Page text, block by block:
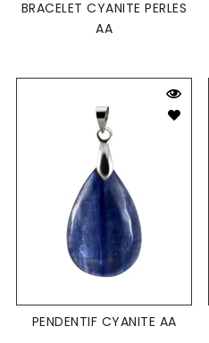
BRACELET CYANITE PERLES
AA
PENDENTIF CYANITE AA